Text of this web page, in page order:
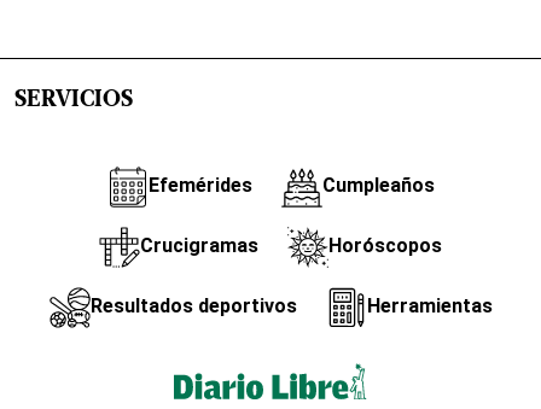
SERVICIOS
Efemérides Cumpleaños
Crucigramas Horóscopos
Resultados deportivos Herramientas